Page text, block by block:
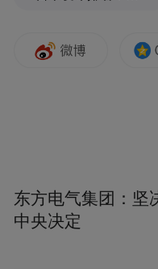
space services.”
东方电气集团：坚
中央决定